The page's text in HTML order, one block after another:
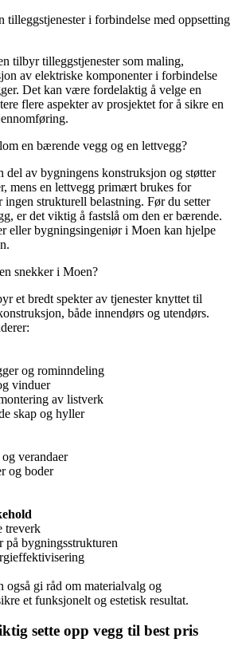
tilleggstjenester i forbindelse med oppsetting
tilbyr tilleggstjenester som maling,
av elektriske komponenter i forbindelse
Det kan være fordelaktig å velge en
flere aspekter av prosjektet for å sikre en
en bærende vegg og en lettvegg?
del av bygningens konstruksjon og støtter
mens en lettvegg primært brukes for
strukturell belastning. Før du setter
er det viktig å fastslå om den er bærende.
eller bygningsingeniør i Moen kan hjelpe
snekker i Moen?
et bredt spekter av tjenester knyttet til
både innendørs og utendørs.
og rominndeling
vinduer
av listverk
skap og hyller
verandaer
og boder
treverk
på bygningsstrukturen
også gi råd om materialvalg og
et funksjonelt og estetisk resultat.
sette opp vegg til best pris